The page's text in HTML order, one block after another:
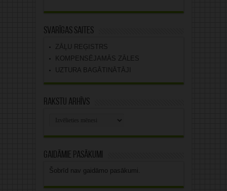
Svarīgas saites
ZĀĻU REĢISTRS
KOMPENSĒJAMĀS ZĀLES
UZTURA BAGĀTINĀTĀJI
Rakstu arhīvs
Gaidāmie pasākumi
Šobrīd nav gaidāmo pasākumi.